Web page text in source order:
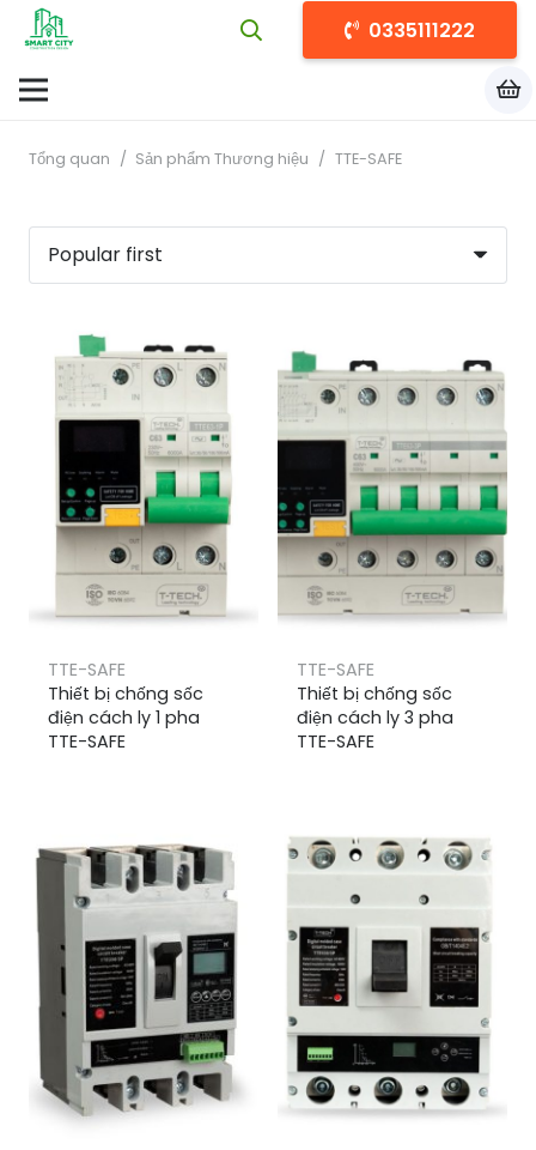
0335111222
Tổng quan / Sản phẩm Thương hiệu / TTE-SAFE
TTE-SAFE
Thiết bị chống sốc
điện cách ly 1 pha
TTE-SAFE
TTE-SAFE
Thiết bị chống sốc
điện cách ly 3 pha
TTE-SAFE